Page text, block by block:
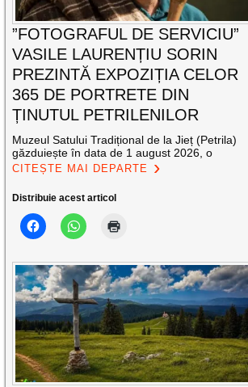
”FOTOGRAFUL DE SERVICIU”
VASILE LAURENȚIU SORIN
PREZINTĂ EXPOZIȚIA CELOR
365 DE PORTRETE DIN
ȚINUTUL PETRILENILOR
Muzeul Satului Tradițional de la Jieț (Petrila)
găzduiește în data de 1 august 2026, o
CITEȘTE MAI DEPARTE
Distribuie acest articol